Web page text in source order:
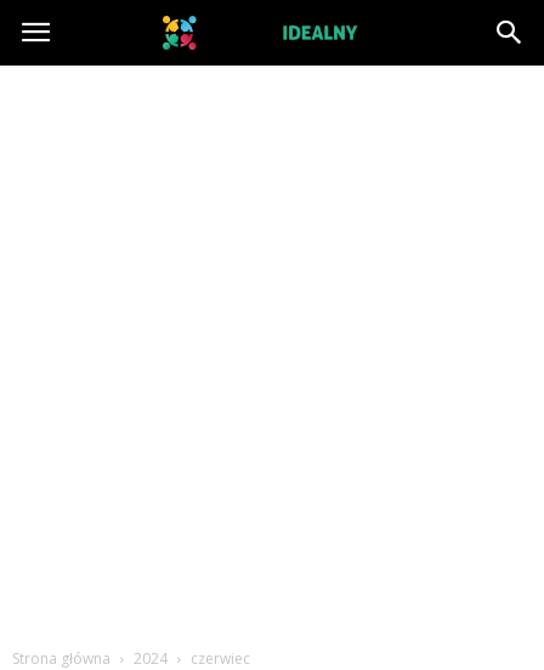
ZwiazekIdealny.pl
Strona główna 2024 czerwiec